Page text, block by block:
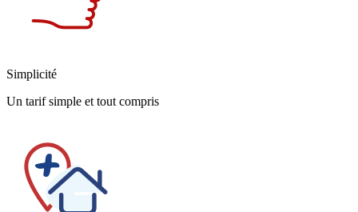
Simplicité
Un tarif simple et tout compris